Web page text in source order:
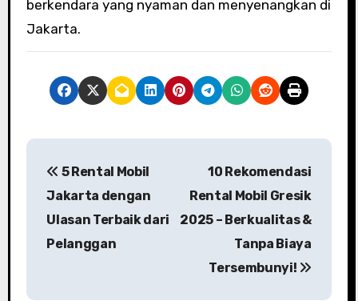
berkendara yang nyaman dan menyenangkan di
Jakarta.
N
5 Rental Mobil
Jakarta dengan
Ulasan Terbaik dari
Pelanggan
10 Rekomendasi
Rental Mobil Gresik
2025 – Berkualitas &
Tanpa Biaya
Tersembunyi!